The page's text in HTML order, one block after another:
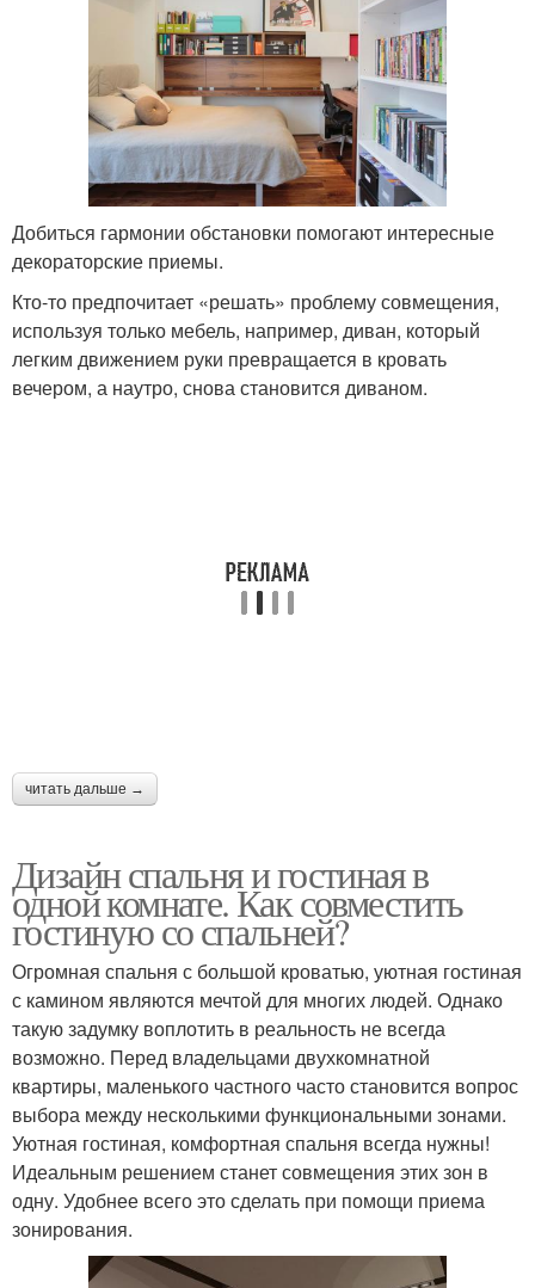
Добиться гармонии обстановки помогают интересные
декораторские приемы.
Кто-то предпочитает «решать» проблему совмещения,
используя только мебель, например, диван, который
легким движением руки превращается в кровать
вечером, а наутро, снова становится диваном.
читать дальше →
Дизайн спальня и гостиная в
одной комнате. Как совместить
гостиную со спальней?
Огромная спальня с большой кроватью, уютная гостиная
с камином являются мечтой для многих людей. Однако
такую задумку воплотить в реальность не всегда
возможно. Перед владельцами двухкомнатной
квартиры, маленького частного часто становится вопрос
выбора между несколькими функциональными зонами.
Уютная гостиная, комфортная спальня всегда нужны!
Идеальным решением станет совмещения этих зон в
одну. Удобнее всего это сделать при помощи приема
зонирования.